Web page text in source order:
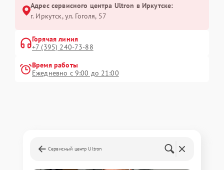
Адрес сервисного центра Ultron в Иркутске:
г. Иркутск, ул. ​Гоголя, 57
Горячая линия
+7 (395) 240-73-88
Время работы
Ежедневно с 9:00 до 21:00
Сервисный центр Ultron